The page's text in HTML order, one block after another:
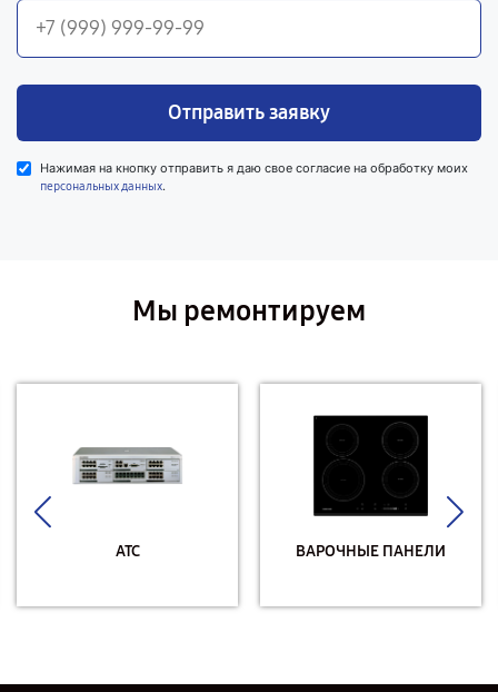
Отправить заявку
Нажимая на кнопку отправить я даю свое согласие на обработку моих
персональных данных.
Мы ремонтируем
АТС ВАРОЧНЫЕ ПАНЕЛИ